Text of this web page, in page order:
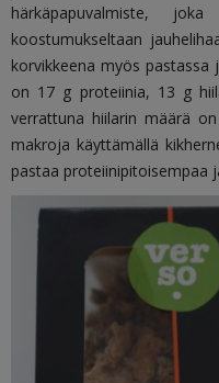
härkäpapuvalmiste,
koostumukseltaan
korvikkeena myös pastassa
on 17 g proteiinia, 13 g
verrattuna hiilarin määrä
makroja käyttämällä
pastaa proteiinipitoisempaa